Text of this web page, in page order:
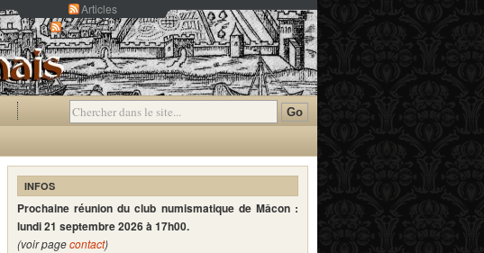
Articles
Commentaires
INFOS
Prochaine réunion du club numismatique de Mâcon :
lundi 21 septembre 2026 à 17h00.
(voir pagecontact)